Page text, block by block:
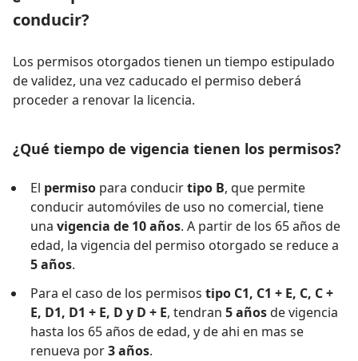
conducir?
Los permisos otorgados tienen un tiempo estipulado
de validez, una vez caducado el permiso deberá
proceder a renovar la licencia.
¿Qué tiempo de vigencia tienen los permisos?
El permiso para conducirtipo B, que permite
conducir automóviles de uso no comercial, tiene
una vigencia de 10 años. A partir de los 65 años de
edad, la vigencia del permiso otorgado se reduce a
5 años.
Para el caso de los permisos tipo C1, C1 + E, C, C +
E, D1, D1 + E, D y D + E, tendran 5 añosde vigencia
hasta los 65 años de edad, y de ahi en mas se
renueva por3 años.